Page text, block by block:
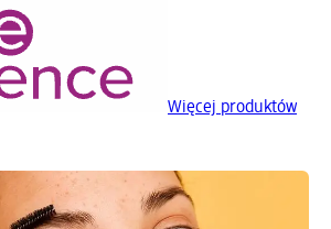
Więcej produktów